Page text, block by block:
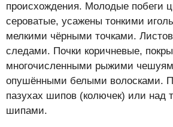
происхождения. Молодые побеги
сероватые, усажены тонкими
мелкими чёрными точками.
следами. Почки коричневые,
многочисленными рыжими
опушёнными белыми волосками.
пазухах шипов (колючек) или над
шипами.